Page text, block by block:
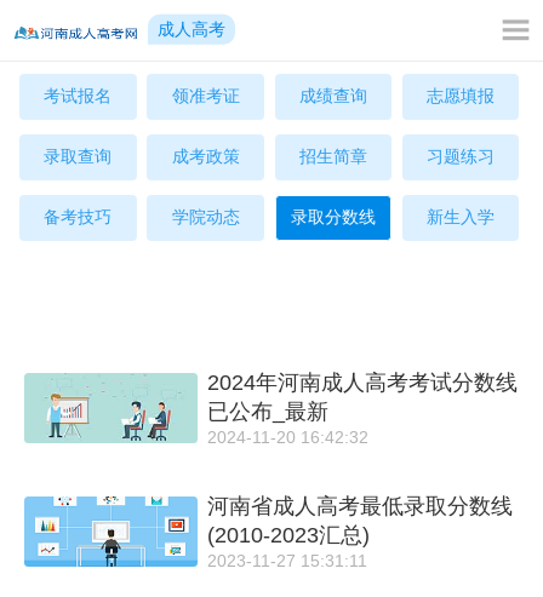
成人高考
考试报名 领准考证 成绩查询 志愿填报
录取查询 成考政策 招生简章 习题练习
备考技巧 学院动态 录取分数线 新生入学
2024年河南成人高考考试分数线
已公布_最新
2024-11-20 16:42:32
河南省成人高考最低录取分数线
(2010-2023汇总)
2023-11-27 15:31:11